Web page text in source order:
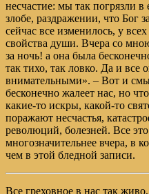
несчастие: мы так погрязли
злобе, раздражении, что Бог
сейчас все изменилось, у
свойства души. Вчера со
за ночь! а она была
так тихо, так ловко. Да и все
внимательными». – Вот и
бесконечно жалеет нас, но
какие-то искры, какой-то
поражают несчастья,
революций, болезней. Все это
многозначительнее вчера, в
чем в этой бледной записи.
Все греховное в нас так